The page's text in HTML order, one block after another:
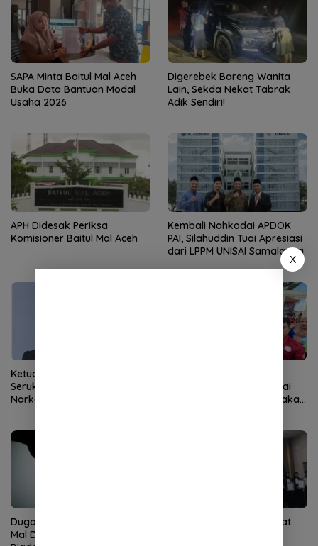
SAPA Minta Baitul Mal Aceh
Buka Data Bantuan Modal
Usaha 2026
Digerebek Bareng Wanita
Lain, Sekda Nekat Tabrak
Adik Sendiri!
APH Didesak Periksa
Komisioner Baitul Mal Aceh
Kembali Nahkodai APDOK
PAI, Silahuddin Tuai Apresiasi
dari LPPM UNISAI Samalanga
Ketua DPRK Banda Aceh
Serukan Perang Lawan
Narkoba
Pohon di Bantaran Sungai
Alue Naga, Ajak Masyarakat
Dugaan Pungli Bantuan Baitul
Mal Disorot, Pengamat Sebut
KPT Banda Aceh: Advokat
X